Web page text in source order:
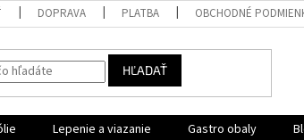
DOPRAVA PLATBA OBCHODNÉ
HĽADAŤ
Lepenie a viazanie Gastro obaly